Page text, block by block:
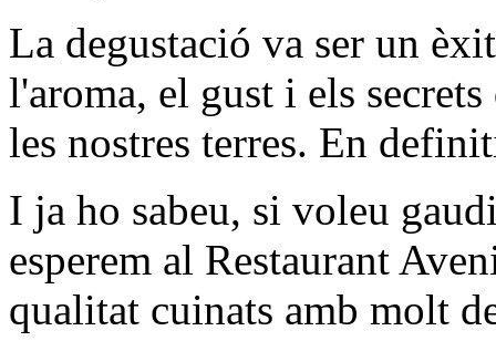
La degustació va ser un
l'aroma, el gust i els
les nostres terres. En
I ja ho sabeu, si voleu
esperem al Restaurant
qualitat cuinats amb molt